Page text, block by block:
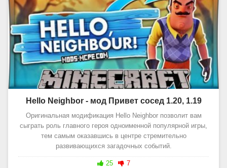
Hello Neighbor - мод Привет сосед 1.20, 1.19
Оригинальная модификация Hello Neighbor позволит вам
сыграть роль главного героя одноименной популярной игры,
тем самым оказавшись в центре стремительно
развивающихся загадочных событий.
25 7